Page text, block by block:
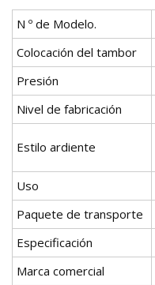
N º de Modelo.
Colocación del tambor
Presión
Nivel de fabricación
Estilo ardiente
Uso
Paquete de transporte
Especificación
Marca comercial